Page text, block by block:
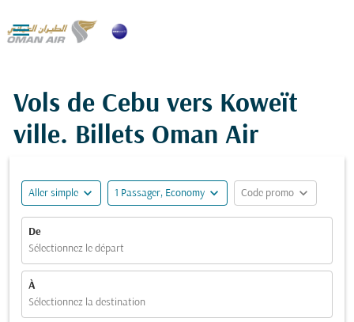

Vols de Cebu vers Koweït
ville. Billets Oman Air
Aller simple expand_more 1 Passager, Economy expand_more Code promo expand_more
De
Sélectionnez le départ
À
Sélectionnez la destination